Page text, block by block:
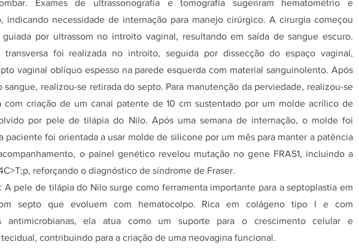
Exames de ultrassonografia e tomografia sugeriram hematométrio e
indicando necessidade de internação para manejo cirúrgico. A cirurgia começou
por ultrassom no introito vaginal, resultando em saída de sangue escuro.
transversa foi realizada no introito, seguida por dissecção do espaço vaginal,
vaginal oblíquo espesso na parede esquerda com material sanguinolento. Após
sangue, realizou-se retirada do septo. Para manutenção da perviedade, realizou-se
com criação de um canal patente de 10 cm sustentado por um molde acrílico de
por pele de tilápia do Nilo. Após uma semana de internação, o molde foi
paciente foi orientada a usar molde de silicone por um mês para manter a patência
o painel genético revelou mutação no gene FRAS1, incluindo a
reforçando o diagnóstico de síndrome de Fraser.
A pele de tilápia do Nilo surge como ferramenta importante para a septoplastia em
septo que evoluem com hematocolpo. Rica em colágeno tipo I e com
antimicrobianas, ela atua como um suporte para o crescimento celular e
contribuindo para a criação de uma neovagina funcional.